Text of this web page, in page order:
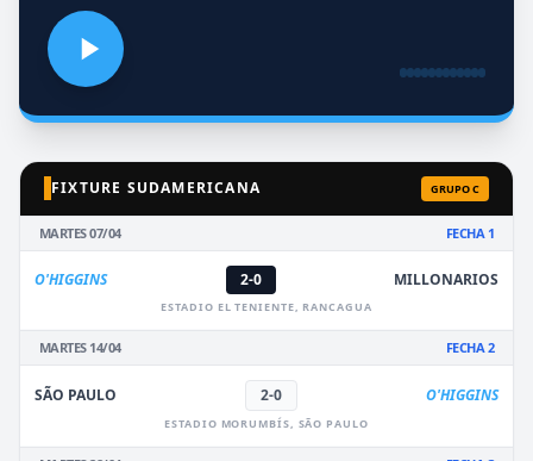
FIXTURE SUDAMERICANA GRUPO C
MARTES 07/04 FECHA 1
O'HIGGINS 2-0 MILLONARIOS
ESTADIO EL TENIENTE, RANCAGUA
MARTES 14/04 FECHA 2
SÃO PAULO 2-0 O'HIGGINS
ESTADIO MORUMBÍS, SÃO PAULO